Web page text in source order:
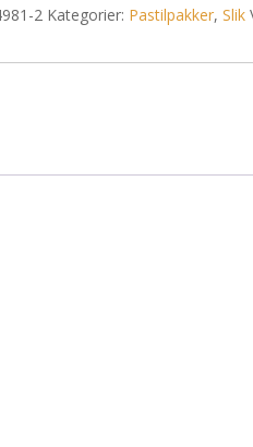
2 Kategorier: Pastilpakker, Slik